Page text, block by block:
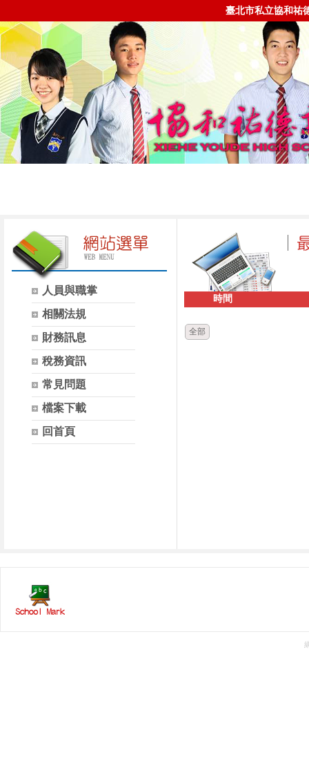
臺北市私立協和祐
人員與職掌
相關法規
財務訊息
稅務資訊
常見問題
檔案下載
回首頁
時間
全部